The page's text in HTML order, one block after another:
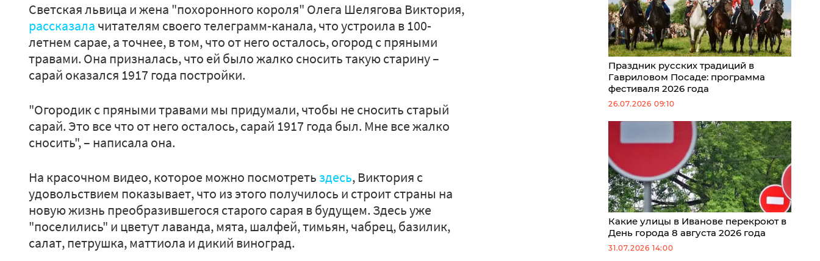
Светская львица и жена "похоронного короля" Олега Шелягова Виктория,
рассказала читателям своего телеграмм-канала, что устроила в 100-
летнем сарае, а точнее, в том, что от него осталось, огород с пряными
травами. Она призналась, что ей было жалко сносить такую старину –
сарай оказался 1917 года постройки.
"Огородик с пряными травами мы придумали, чтобы не сносить старый
сарай. Это все что от него осталось, сарай 1917 года был. Мне все жалко
сносить", – написала она.
На красочном видео, которое можно посмотреть здесь, Виктория с
удовольствием показывает, что из этого получилось и строит страны на
новую жизнь преобразившегося старого сарая в будущем. Здесь уже
"поселились" и цветут лаванда, мята, шалфей, тимьян, чабрец, базилик,
салат, петрушка, маттиола и дикий виноград.
Праздник русских традиций в
Гавриловом Посаде: программа
фестиваля 2026 года
26.07.2026 09:10
Какие улицы в Иванове перекроют в
День города 8 августа 2026 года
31.07.2026 14:00